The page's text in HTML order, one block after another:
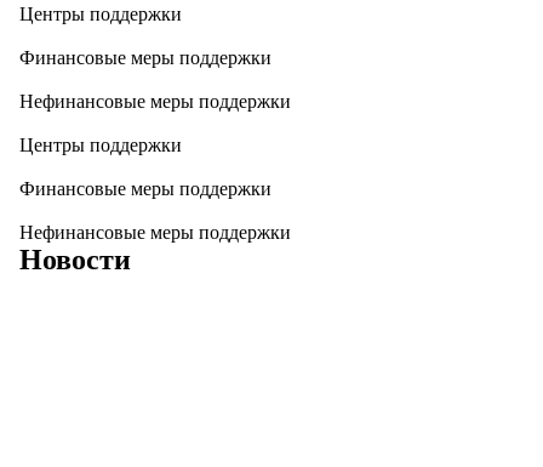
Центры поддержки
Финансовые меры поддержки
Нефинансовые меры поддержки
Центры поддержки
Финансовые меры поддержки
Нефинансовые меры поддержки
Новости